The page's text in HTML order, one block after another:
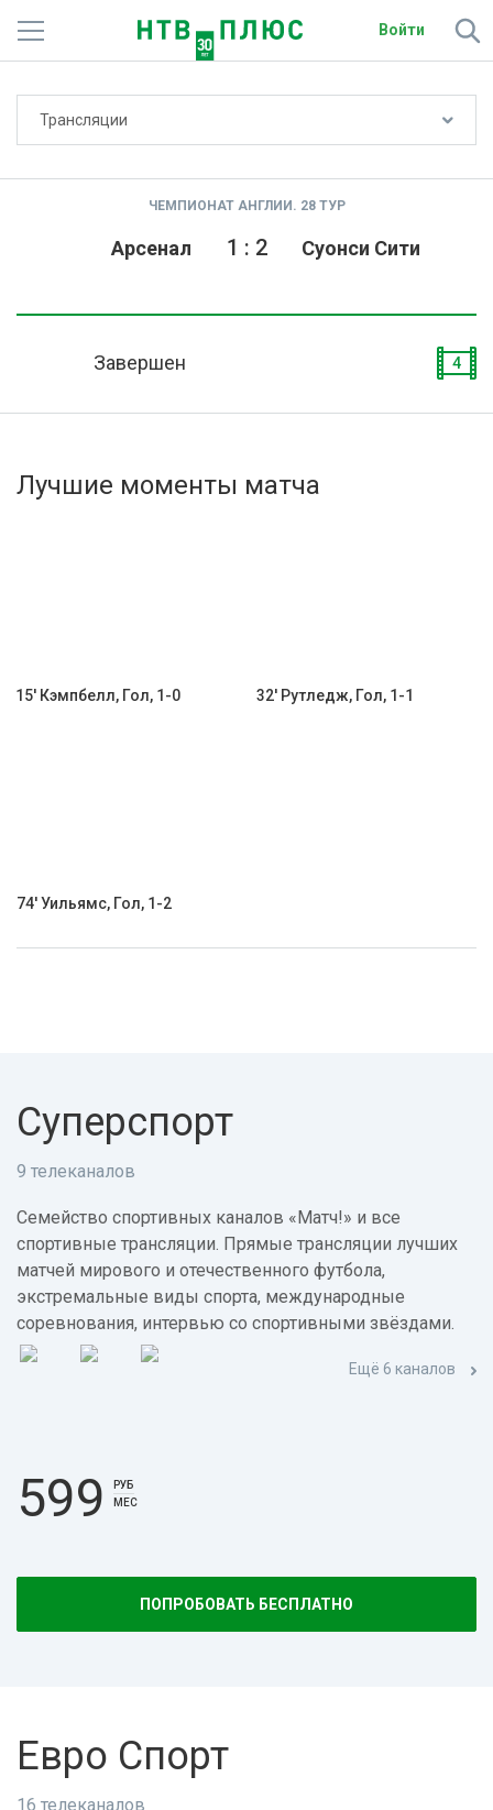
Войти
Активировать промокод
Трансляции
ЧЕМПИОНАТ АНГЛИИ. 28 ТУР
Арсенал Суонси Сити
1 : 2
Завершен 4
Лучшие моменты матча
15' Кэмпбелл, Гол, 1-0 32' Рутледж, Гол, 1-1
74' Уильямс, Гол, 1-2
Суперспорт
9 телеканалов
Семейство спортивных каналов «Матч!» и все
спортивные трансляции. Прямые трансляции лучших
матчей мирового и отечественного футбола,
экстремальные виды спорта, международные
соревнования, интервью со спортивными звёздами.
Ещё 6 каналов
599
РУБ
МЕС
ПОПРОБОВАТЬ БЕСПЛАТНО
Евро Спорт
16 телеканалов